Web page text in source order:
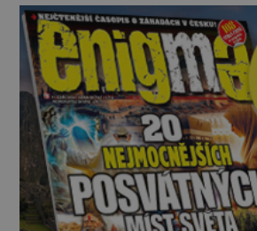
nebo Leonarda DiCapria. Na Blízkém východě a v
židovských komunitách po celém